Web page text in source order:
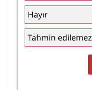
Hayır
Tahmin edilemez